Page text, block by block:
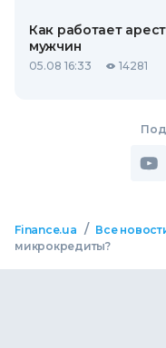
Как работает
мужчин
05.08 16:33 14281
Finance.ua / Все
микрокредиты?